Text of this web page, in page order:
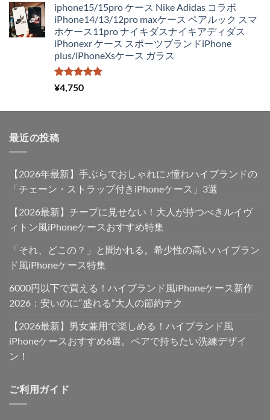
価
格
は
¥4,250
で
し
の
価
格
は
¥2,980
iphone15/15pro ケース Nike Adidas コラボ
iPhone14/13/12pro maxケース ペアルック スマ
ホケース11pro ナイキダスナイキアディダス
iPhonexr ケース スポーツブランドiPhone
plus/iPhoneXsケース ガラス
5段階中
5.00
¥4,750
最近の投稿
【2026年最新】手ぶらでおしゃれに♪憧れハイブランドの
「チェーン・ストラップ付きiPhoneケース」3選
【2026最新】チープに見せない！大人が持つべきルイヴ
ィトン風iPhoneケースおすすめ特集
「それ、どこの？」と聞かれる。希少性の高いハイブラン
ド風iPhoneケース特集
6000円以下で買える！ハイブランド風iPhoneケース新作
2026：安いのに“盛れる”大人の節約テク
【2026最新】男女兼用で楽しめる！ハイブランド風
iPhoneケースおすすめ6選。ペアで持ちたい洗練デザイ
ン！
ご利用ガイド